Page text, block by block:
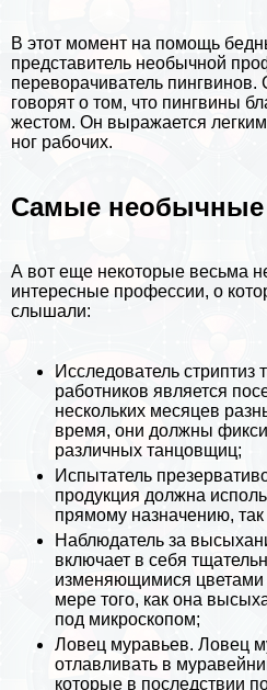
В этот момент на помощь
представитель необычной
переворачиватель
говорят о том, что пингвины
жестом. Он выражается
ног рабочих.
Самые необычные
А вот еще некоторые весьма
интересные профессии, о
слышали:
Исследователь
работников является
нескольких месяцев
время, они должны
различных танцовщиц;
Испытатель
продукция должна
прямому назначению, так
Наблюдатель за
включает в себя
изменяющимися цветами
мере того, как она
под микроскопом;
Ловец муравьев. Ловец
отлавливать в
которые в последствии